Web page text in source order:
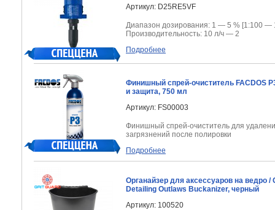
Артикул: D25RE5VF
Диапазон дозирования: 1 — 5 % [1:100 —
Производительность: 10 л/ч — 2
Подробнее
Финишный спрей-очиститель FACDOS
и защита, 750 мл
Артикул: FS00003
Финишный спрей-очиститель для
загрязнений после полировки
Подробнее
Органайзер для аксессуаров на ведро /
Detailing Outlaws Buckanizer, черный
Артикул: 100520